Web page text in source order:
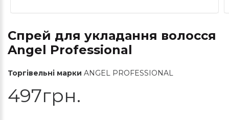
Спрей для укладання волосся
Angel Professional
Торгівельні марки ANGEL PROFESSIONAL
497грн.